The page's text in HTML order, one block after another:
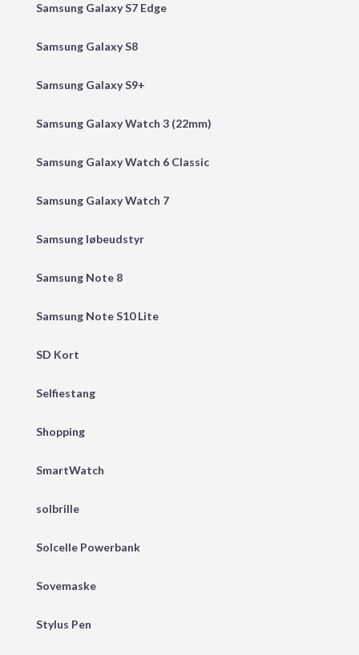
Samsung Galaxy S7 Edge
Samsung Galaxy S8
Samsung Galaxy S9+
Samsung Galaxy Watch 3 (22mm)
Samsung Galaxy Watch 6 Classic
Samsung Galaxy Watch 7
Samsung løbeudstyr
Samsung Note 8
Samsung Note S10 Lite
SD Kort
Selfiestang
Shopping
SmartWatch
solbrille
Solcelle Powerbank
Sovemaske
Stylus Pen